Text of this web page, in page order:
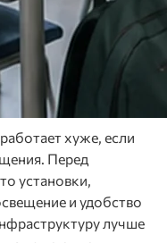
хуже, если
Перед
установки,
и удобство
лучше